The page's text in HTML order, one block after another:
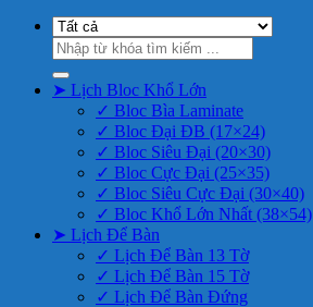
Tìm
kiếm:
➤ Lịch Bloc Khổ Lớn
✓ Bloc Bìa Laminate
✓ Bloc Đại ĐB (17×24)
✓ Bloc Siêu Đại (20×30)
✓ Bloc Cực Đại (25×35)
✓ Bloc Siêu Cực Đại (30×40)
✓ Bloc Khổ Lớn Nhất (38×54)
➤ Lịch Để Bàn
✓ Lịch Để Bàn 13 Tờ
✓ Lịch Để Bàn 15 Tờ
✓ Lịch Để Bàn Đứng